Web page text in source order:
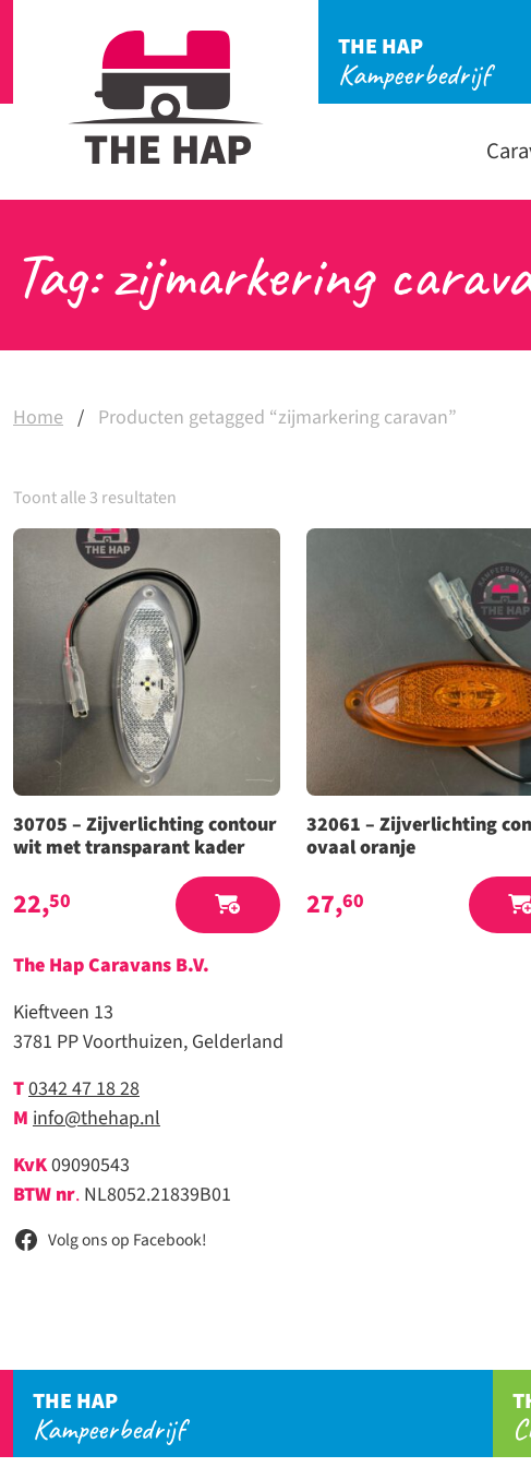
THE HAP
Kampeerbedrijf
Tag: zijmarkering
Home / Producten getagged “zijmarkering caravan”
Toont alle 3 resultaten
30705 – Zijverlichting contour
wit met transparant kader
22,50
32061 – Zijverlichting
ovaal oranje
27,60
The Hap Caravans B.V.
Kieftveen 13
3781 PP Voorthuizen, Gelderland
T0342 47 18 28
M info@thehap.nl
KvK09090543
BTW nr. NL8052.21839B01
Volg ons op Facebook!
THE HAP
Kampeerbedrijf